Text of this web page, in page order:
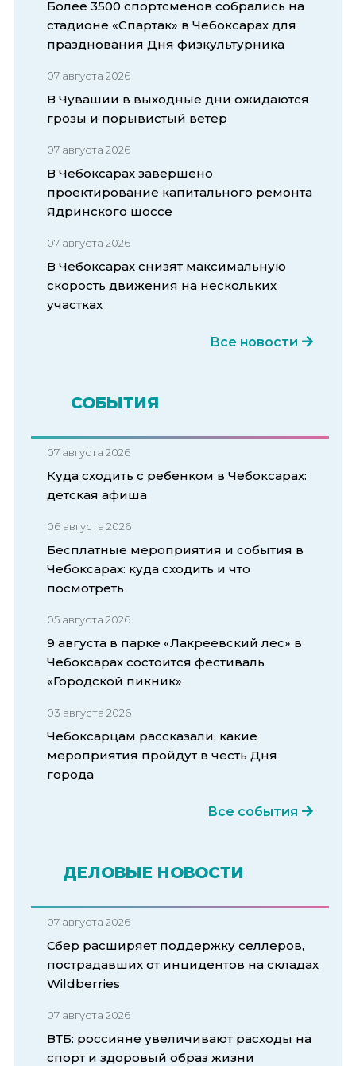
Более 3500 спортсменов собрались на
стадионе «Спартак» в Чебоксарах для
празднования Дня физкультурника
07 августа 2026
В Чувашии в выходные дни ожидаются
грозы и порывистый ветер
07 августа 2026
В Чебоксарах завершено
проектирование капитального ремонта
Ядринского шоссе
07 августа 2026
В Чебоксарах снизят максимальную
скорость движения на нескольких
участках
Все новости
СОБЫТИЯ
07 августа 2026
Куда сходить с ребенком в Чебоксарах:
детская афиша
06 августа 2026
Бесплатные мероприятия и события в
Чебоксарах: куда сходить и что
посмотреть
05 августа 2026
9 августа в парке «Лакреевский лес» в
Чебоксарах состоится фестиваль
«Городской пикник»
03 августа 2026
Чебоксарцам рассказали, какие
мероприятия пройдут в честь Дня
города
Все события
ДЕЛОВЫЕ НОВОСТИ
07 августа 2026
Сбер расширяет поддержку селлеров,
пострадавших от инцидентов на складах
Wildberries
07 августа 2026
ВТБ: россияне увеличивают расходы на
спорт и здоровый образ жизни